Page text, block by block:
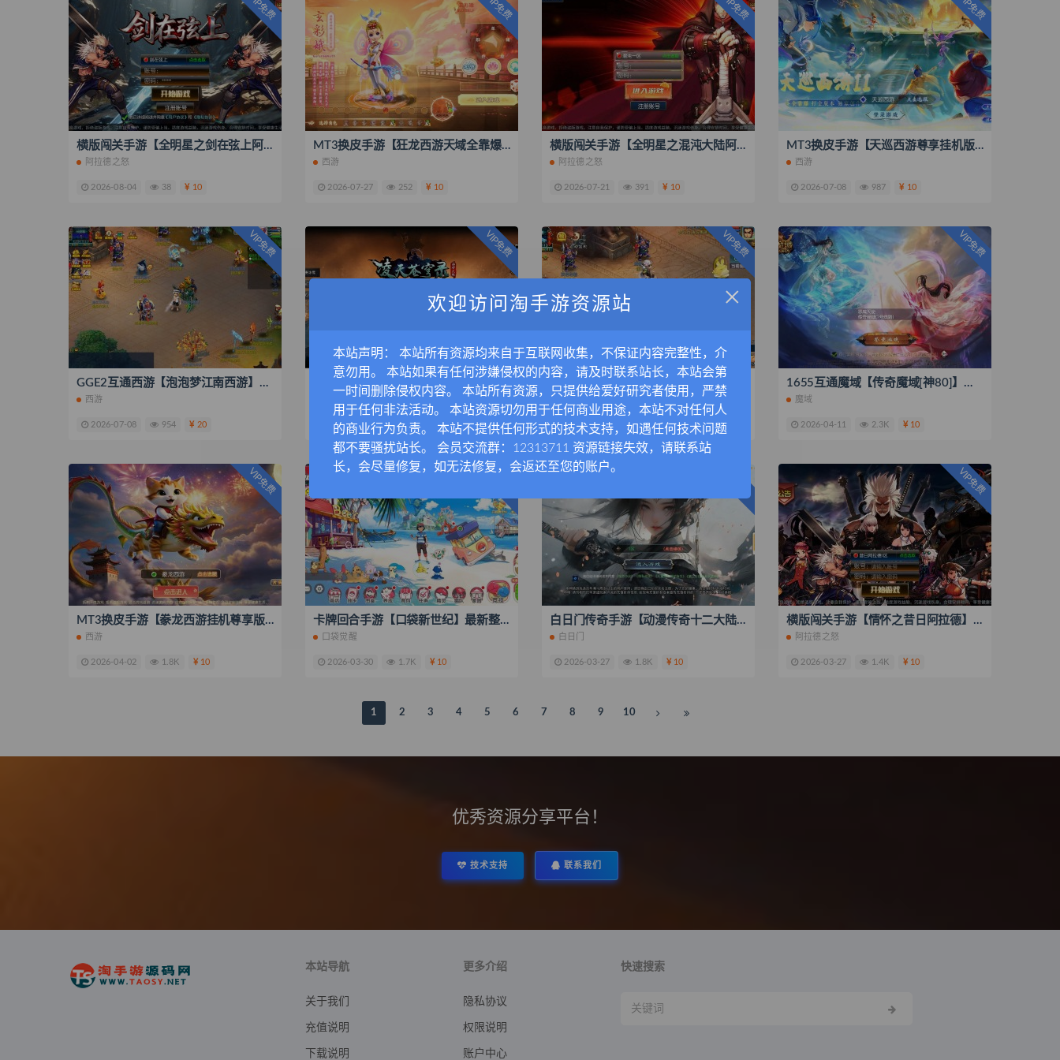
VIP免费
横版闯关手游【全明星之剑在弦上阿拉德】最新整理一键即玩镜像服务端+Linux手工端+配套表+管理后台+GM授权后台+安卓苹果双端+搭建教程
阿拉德之怒
2026-08-04 38 10
VIP免费
MT3换皮手游【狂龙西游天域全靠爆尊享挂机版】最新整理单机一键即玩镜像端+Linux手工服务端+安卓苹果双端+GM后台+全套源码+搭建教程
西游
2026-07-27 252 10
VIP免费
横版闯关手游【全明星之混沌大陆阿拉德[60帧]】最新整理一键即玩镜像服务端+Linux手工服务端+安卓苹果双端+全套源码+管理后台+GM授权后台+搭建教程
阿拉德之怒
2026-07-21 391 10
VIP免费
MT3换皮手游【天巡西游尊享挂机版】最新整理一键即玩镜像服务端+Linux手工服务端+源码+新版管理后台+搭建教程
西游
2026-07-08 987 10
VIP免费
GGE2互通西游【泡泡梦江南西游】最新整理Win系服务端+安卓苹果PC三端互通+全套源码+搭建教程
西游
2026-07-08 954 20
VIP免费
战神引擎传奇手游【单职业凌天苍穹录七大陆第二季】最新整理Win系复古服务端+安卓苹果双端+GM后台+搭建教程
战神引擎
2026-05-08 2.5K 10
VIP免费
西游
2026-04-28 2.7K 20
VIP免费
1655互通魔域【传奇魔域[神80]】最新整理Win系半手工服务端+本地验证+本地注册+全套工具+搭建教程
魔域
2026-04-11 2.3K 10
VIP免费
MT3换皮手游【豢龙西游挂机尊享版】最新整理单机一键即玩镜像服务端+Linux手工服务端+源码+安卓苹果双端+GM后台+搭建教程
西游
2026-04-02 1.8K 10
VIP免费
卡牌回合手游【口袋新世纪】最新整理Linux手工服务端+管理后台+GM授权后台+安卓苹果双端+源码+搭建教程
口袋觉醒
2026-03-30 1.7K 10
白日门传奇手游【动漫传奇十二大陆平台币内购版】最新整理Win系特色服务端+多区跨服+安卓苹果双端+管理后台+GM授权后台+中控后台+内购币后台+源码+搭建教程
白日门
2026-03-27 1.8K 10
VIP免费
横版闯关手游【情怀之昔日阿拉德】最新整理单机一键即玩镜像端+Linux手工服务端+配套表+客户端源码+全功能管理后台+GM授权后台+安卓苹果双端+搭建教程
阿拉德之怒
2026-03-27 1.4K 10
1 2 3 4 5 6 7 8 9 10
优秀资源分享平台！
技术支持 联系我们
本站导航
关于我们
充值说明
下载说明
更多介绍
隐私协议
权限说明
账户中心
快速搜索
×
欢迎访问淘手游资源站
本站声明： 本站所有资源均来自于互联网收集，不保证内容完整性，介
意勿用。 本站如果有任何涉嫌侵权的内容，请及时联系站长，本站会第
一时间删除侵权内容。 本站所有资源，只提供给爱好研究者使用，严禁
用于任何非法活动。 本站资源切勿用于任何商业用途，本站不对任何人
的商业行为负责。 本站不提供任何形式的技术支持，如遇任何技术问题
都不要骚扰站长。 会员交流群：12313711 资源链接失效，请联系站
长，会尽量修复，如无法修复，会返还至您的账户。